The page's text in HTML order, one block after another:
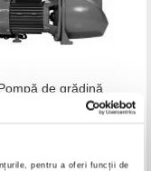
pentru a oferi funcții de
de grădină
AquaPump 1100S
motor - 1500W